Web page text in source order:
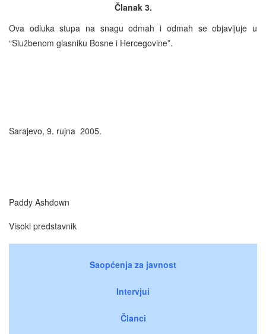
Članak 3.
Ova odluka stupa na snagu odmah i odmah se objavljuje u
“Službenom glasniku Bosne i Hercegovine”.
Sarajevo, 9. rujna 2005.
Paddy Ashdown
Visoki predstavnik
Saopćenja za javnost
Intervjui
Članci